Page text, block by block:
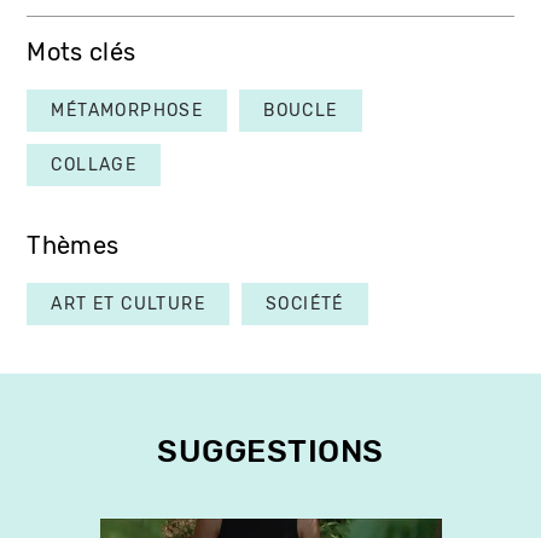
Mots clés
MÉTAMORPHOSE BOUCLE
COLLAGE
Thèmes
ART ET CULTURE SOCIÉTÉ
SUGGESTIONS